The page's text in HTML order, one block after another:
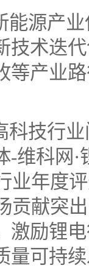
能源产
技术迭
等产业
技行
维科网·
业年度
贡献突
激励锂
量可持